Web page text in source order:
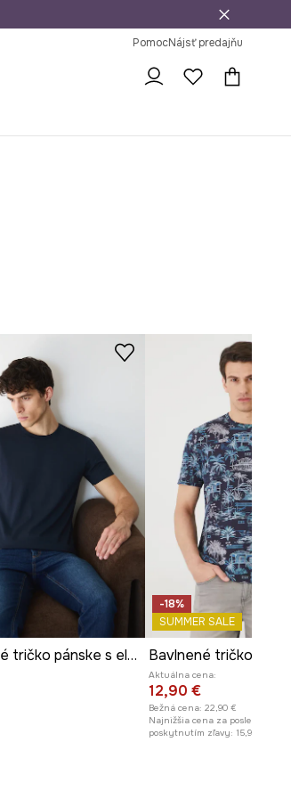
PomocNájsť predajňu
Bavlnené tričko pánske s elastanom, hladký tmavomodrá farba
-18%
SUMMER SALE
Aktuálna cena:
12,90 €
Bežná cena: 22,90 €
Najnižšia cena za posledných
poskytnutím zľavy: 15,90 €